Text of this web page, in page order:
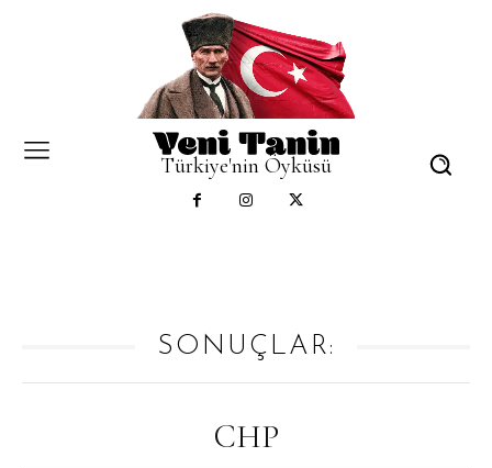
Türkiye'nin Öyküsü
SONUÇLAR:
CHP